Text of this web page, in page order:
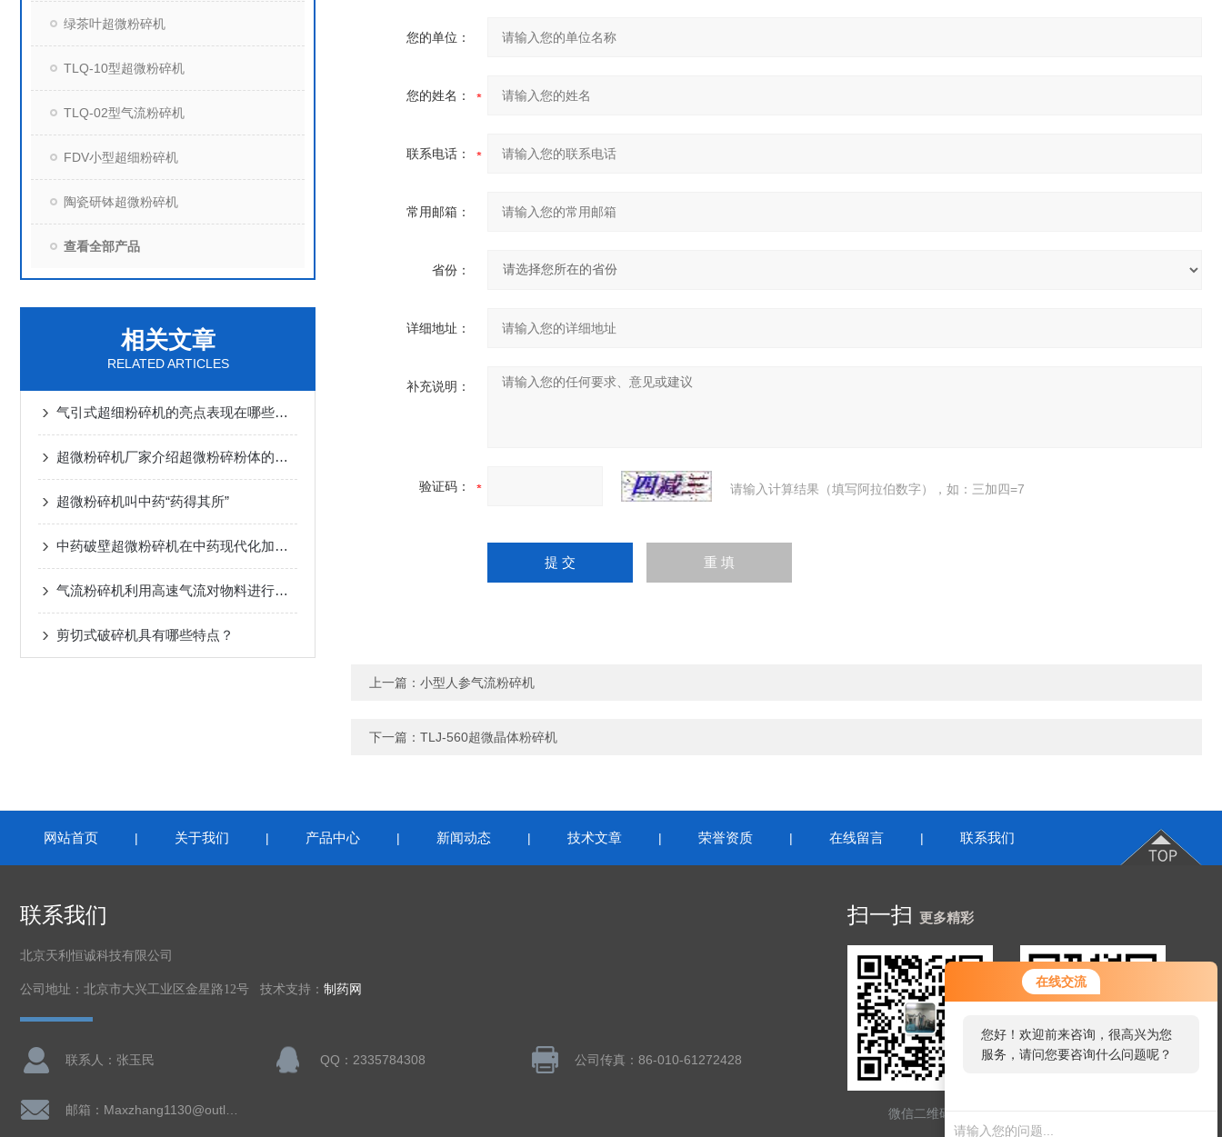
在线交流
您好！欢迎前来咨询，很高兴为您
服务，请问您要咨询什么问题呢？
绿茶叶超微粉碎机
TLQ-10型超微粉碎机
TLQ-02型气流粉碎机
FDV小型超细粉碎机
陶瓷研钵超微粉碎机
查看全部产品
相关文章
RELATED ARTICLES
气引式超细粉碎机的亮点表现在哪些方面？
超微粉碎机厂家介绍超微粉碎粉体的粉体特性
超微粉碎机叫中药“药得其所”
中药破壁超微粉碎机在中药现代化加工、科研实验中的核心应用及实操要点
气流粉碎机利用高速气流对物料进行超微粉碎
剪切式破碎机具有哪些特点？
您的单位：
您的姓名：
联系电话：
常用邮箱：
省份：
详细地址：
补充说明：
验证码： 请输入计算结果（填写阿拉伯数字），如：三加四=7
上一篇： 小型人参气流粉碎机
下一篇： TLJ-560超微晶体粉碎机
网站首页 | 关于我们 | 产品中心 | 新闻动态 | 技术文章 | 荣誉资质 | 在线留言 | 联系我们
联系我们
北京天利恒诚科技有限公司
公司地址：北京市大兴工业区金星路12号 技术支持： 制药网
联系人：张玉民 QQ：2335784308 公司传真：86-010-61272428
扫一扫 更多精彩
微信二维码